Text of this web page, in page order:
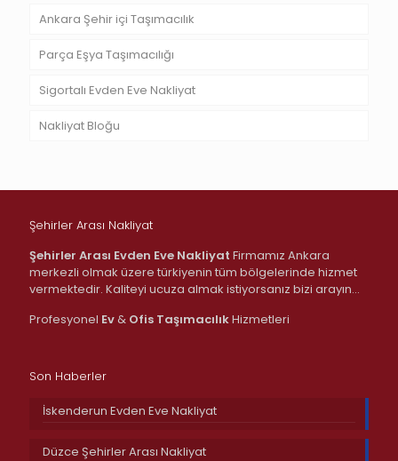
Ankara Şehir içi Taşımacılık
Parça Eşya Taşımacılığı
Sigortalı Evden Eve Nakliyat
Nakliyat Bloğu
Şehirler Arası Nakliyat
Şehirler Arası Evden Eve Nakliyat Firmamız Ankara
merkezli olmak üzere türkiyenin tüm bölgelerinde hizmet
vermektedir. Kaliteyi ucuza almak istiyorsanız bizi arayın…
Profesyonel Ev& Ofis TaşımacılıkHizmetleri
Son Haberler
İskenderun Evden Eve Nakliyat
Düzce Şehirler Arası Nakliyat